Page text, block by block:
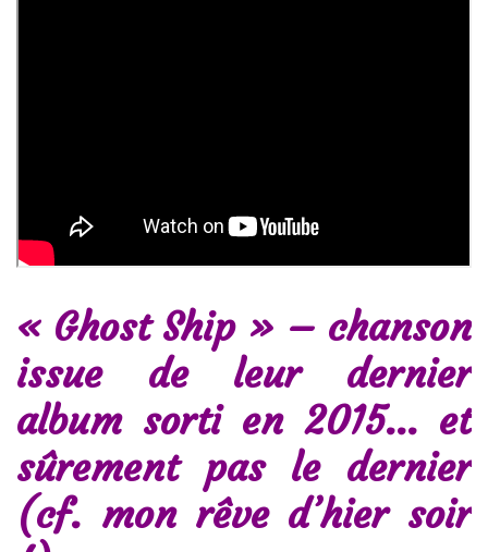
« Ghost Ship » – chanson
issue de leur dernier
album sorti en 2015… et
sûrement pas le dernier
(cf. mon rêve d’hier soir